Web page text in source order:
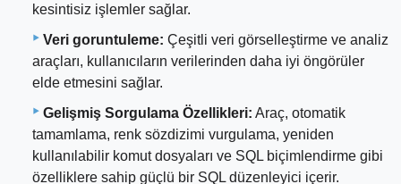
kesintisiz işlemler sağlar.
Veri goruntuleme: Çeşitli veri görselleştirme ve analiz
araçları, kullanıcıların verilerinden daha iyi öngörüler
elde etmesini sağlar.
Gelişmiş Sorgulama Özellikleri: Araç, otomatik
tamamlama, renk sözdizimi vurgulama, yeniden
kullanılabilir komut dosyaları ve SQL biçimlendirme gibi
özelliklere sahip güçlü bir SQL düzenleyici içerir.